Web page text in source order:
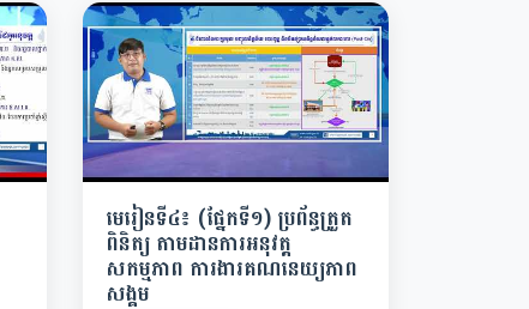
មេរៀនទី៤៖ (ផ្នែកទី១) ប្រព័ន្ធត្រួត
ពិនិត្យ តាមដានការអនុវត្ត
សកម្មភាព ការងារគណនេយ្យភាព
សង្គម